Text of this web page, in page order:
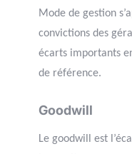
Mode de gestion
convictions des
écarts importants
de référence.
Goodwill
Le goodwill est